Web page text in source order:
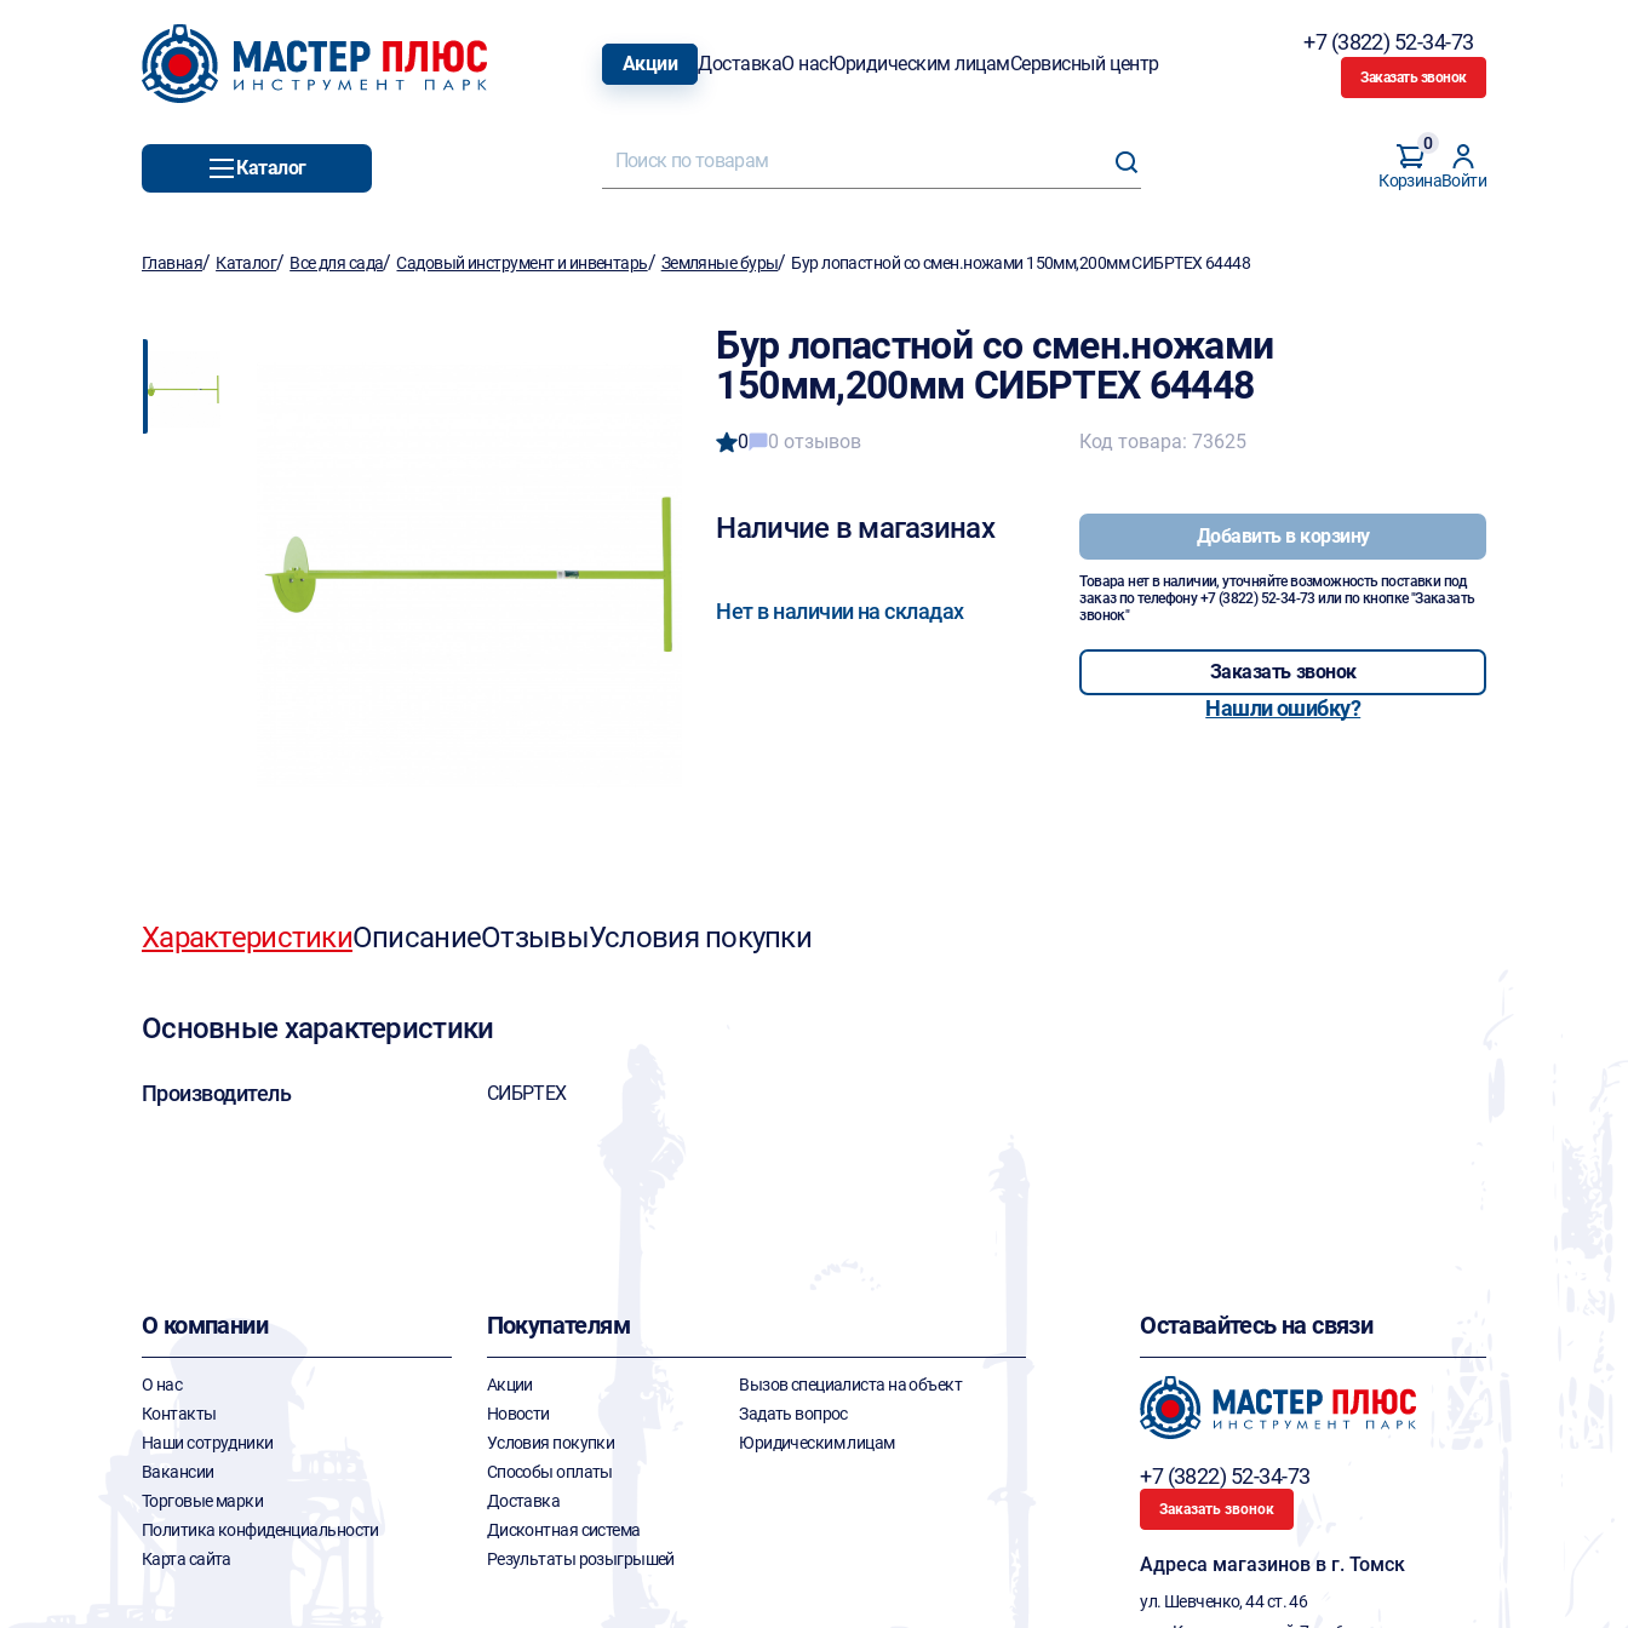
Акции ДоставкаО насЮридическим лицамСервисный центр
+7 (3822) 52-34-73
Заказать звонок
Каталог
Корзина
0
Войти
Главная/ Каталог/ Все для сада/Садовый инструмент и инвентарь/ Земляные буры/ Бур лопастной со смен.ножами 150мм,200мм СИБРТЕХ 64448
Бур лопастной со смен.ножами
150мм,200мм СИБРТЕХ 64448
0 0 отзывов
Наличие в магазинах
Нет в наличии на складах
Код товара: 73625
Добавить в корзину
Товара нет в наличии, уточняйте возможность поставки под
заказ по телефону+7 (3822) 52-34-73 или по кнопке "Заказать
звонок"
Заказать звонок
Нашли ошибку?
ХарактеристикиОписаниеОтзывыУсловия покупки
Основные характеристики
Производитель СИБРТЕХ
О компании
О нас
Контакты
Наши сотрудники
Вакансии
Торговые марки
Политика конфиденциальности
Карта сайта
Покупателям
Акции
Новости
Условия покупки
Способы оплаты
Доставка
Дисконтная система
Результаты розыгрышей
Вызов специалиста на объект
Задать вопрос
Юридическим лицам
Оставайтесь на связи
+7 (3822) 52-34-73
Заказать звонок
Адреса магазинов в г. Томск
ул. Шевченко, 44 ст. 46